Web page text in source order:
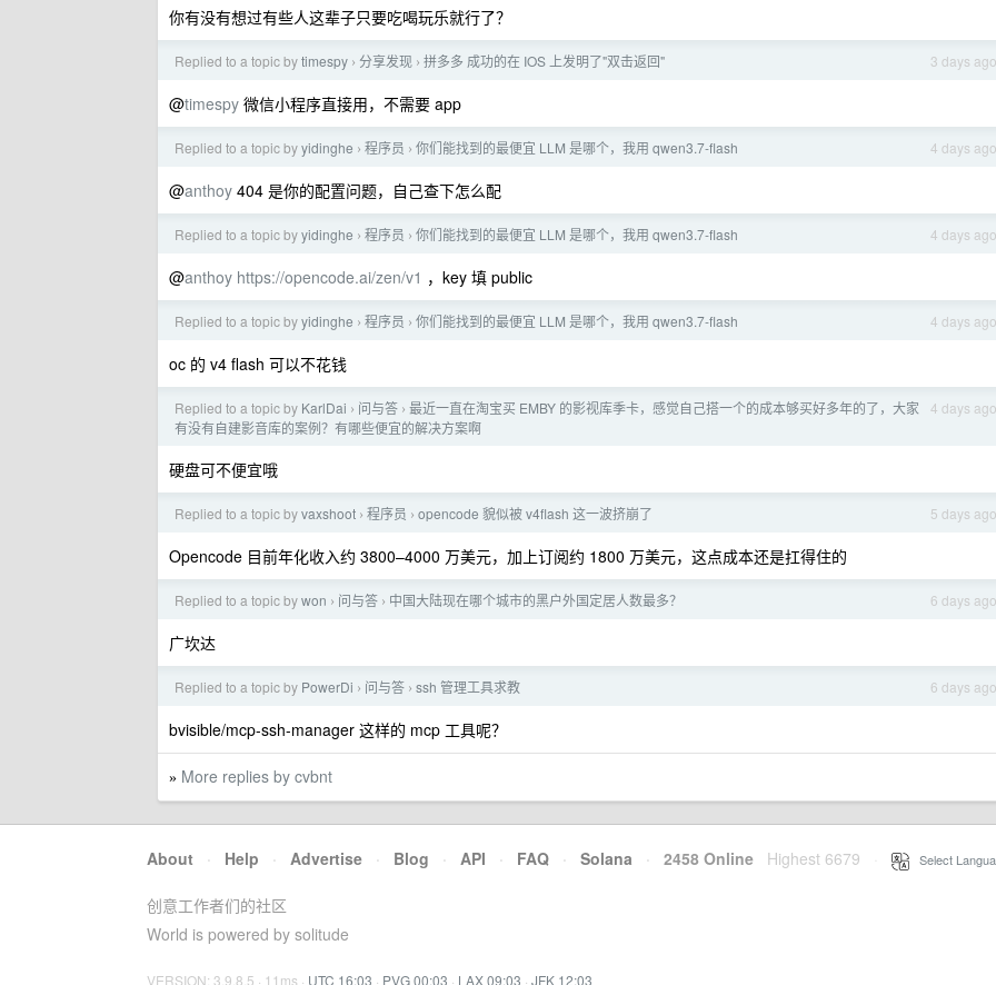
你有没有想过有些人这辈子只要吃喝玩乐就行了？
3 days ago
Replied to a topic bytimespy › 分享发现 › 拼多多 成功的在 IOS 上发明了"双击返回"
@timespy 微信小程序直接用，不需要 app
4 days ago
Replied to a topic byyidinghe › 程序员 › 你们能找到的最便宜 LLM 是哪个，我用 qwen3.7-flash
@anthoy 404 是你的配置问题，自己查下怎么配
4 days ago
Replied to a topic byyidinghe › 程序员 › 你们能找到的最便宜 LLM 是哪个，我用 qwen3.7-flash
@anthoy https://opencode.ai/zen/v1 ，key 填 public
4 days ago
Replied to a topic byyidinghe › 程序员 › 你们能找到的最便宜 LLM 是哪个，我用 qwen3.7-flash
oc 的 v4 flash 可以不花钱
4 days ago
Replied to a topic by KarlDai › 问与答 › 最近一直在淘宝买 EMBY 的影视库季卡，感觉自己搭一个的成本够买好多年的了，大家
有没有自建影音库的案例？有哪些便宜的解决方案啊
硬盘可不便宜哦
5 days ago
Replied to a topic byvaxshoot › 程序员 › opencode 貌似被 v4flash 这一波挤崩了
Opencode 目前年化收入约 3800–4000 万美元，加上订阅约 1800 万美元，这点成本还是扛得住的
6 days ago
Replied to a topic bywon › 问与答 › 中国大陆现在哪个城市的黑户外国定居人数最多？
广坎达
6 days ago
Replied to a topic by PowerDi › 问与答 › ssh 管理工具求教
bvisible/mcp-ssh-manager 这样的 mcp 工具呢？
» More replies by cvbnt
About · Help · Advertise · Blog · API · FAQ · Solana · 2458 Online Highest 6679 Select
创意工作者们的社区
World is powered by solitude
VERSION: 3.9.8.5 · 11ms · UTC 16:03 · PVG 00:03 · LAX 09:03 · JFK 12:03